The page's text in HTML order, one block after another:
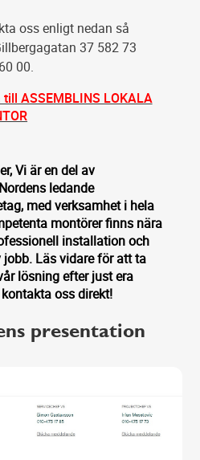
oss enligt nedan så
37 582 73
00.
ASSEMBLINS LOKALA
Vi är en del av
ledande
med verksamhet i hela
montörer finns nära
installation och
Läs vidare för att ta
lösning efter just era
oss direkt!
presentation